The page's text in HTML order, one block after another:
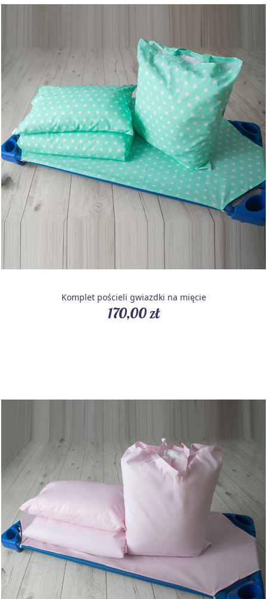
Komplet pościeli gwiazdki na mięcie
170,00 zł